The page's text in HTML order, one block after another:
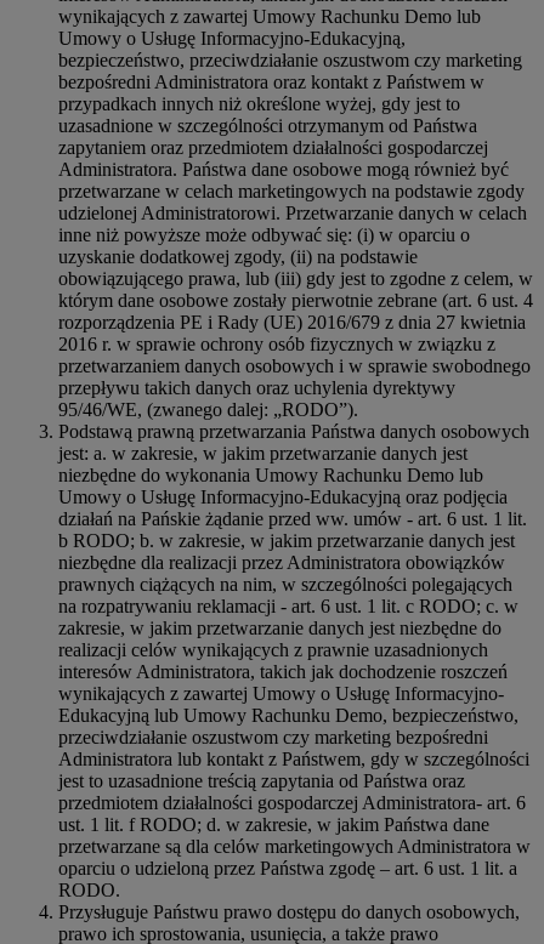
wynikających z zawartej Umowy Rachunku Demo lub
Umowy o Usługę Informacyjno-Edukacyjną,
bezpieczeństwo, przeciwdziałanie oszustwom czy marketing
bezpośredni Administratora oraz kontakt z Państwem w
przypadkach innych niż określone wyżej, gdy jest to
uzasadnione w szczególności otrzymanym od Państwa
zapytaniem oraz przedmiotem działalności gospodarczej
Administratora. Państwa dane osobowe mogą również być
przetwarzane w celach marketingowych na podstawie zgody
udzielonej Administratorowi. Przetwarzanie danych w celach
inne niż powyższe może odbywać się: (i) w oparciu o
uzyskanie dodatkowej zgody, (ii) na podstawie
obowiązującego prawa, lub (iii) gdy jest to zgodne z celem, w
którym dane osobowe zostały pierwotnie zebrane (art. 6 ust. 4
rozporządzenia PE i Rady (UE) 2016/679 z dnia 27 kwietnia
2016 r. w sprawie ochrony osób fizycznych w związku z
przetwarzaniem danych osobowych i w sprawie swobodnego
przepływu takich danych oraz uchylenia dyrektywy
95/46/WE, (zwanego dalej: „RODO”).
Podstawą prawną przetwarzania Państwa danych osobowych
jest: a. w zakresie, w jakim przetwarzanie danych jest
niezbędne do wykonania Umowy Rachunku Demo lub
Umowy o Usługę Informacyjno-Edukacyjną oraz podjęcia
działań na Pańskie żądanie przed ww. umów - art. 6 ust. 1 lit.
b RODO; b. w zakresie, w jakim przetwarzanie danych jest
niezbędne dla realizacji przez Administratora obowiązków
prawnych ciążących na nim, w szczególności polegających
na rozpatrywaniu reklamacji - art. 6 ust. 1 lit. c RODO; c. w
zakresie, w jakim przetwarzanie danych jest niezbędne do
realizacji celów wynikających z prawnie uzasadnionych
interesów Administratora, takich jak dochodzenie roszczeń
wynikających z zawartej Umowy o Usługę Informacyjno-
Edukacyjną lub Umowy Rachunku Demo, bezpieczeństwo,
przeciwdziałanie oszustwom czy marketing bezpośredni
Administratora lub kontakt z Państwem, gdy w szczególności
jest to uzasadnione treścią zapytania od Państwa oraz
przedmiotem działalności gospodarczej Administratora- art. 6
ust. 1 lit. f RODO; d. w zakresie, w jakim Państwa dane
przetwarzane są dla celów marketingowych Administratora w
oparciu o udzieloną przez Państwa zgodę – art. 6 ust. 1 lit. a
RODO.
Przysługuje Państwu prawo dostępu do danych osobowych,
prawo ich sprostowania, usunięcia, a także prawo